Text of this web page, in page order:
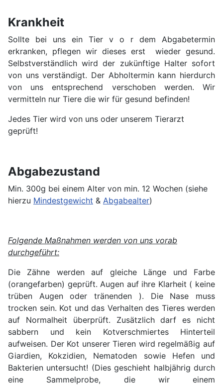
Krankheit
Sollte bei uns ein Tier v o r dem Abgabetermin
erkranken, pflegen wir dieses erst wieder gesund.
Selbstverständlich wird der zukünftige Halter sofort
von uns verständigt. Der Abholtermin kann hierdurch
von uns entsprechend verschoben werden. Wir
vermitteln nur Tiere die wir für gesund befinden!
Jedes Tier wird von uns oder unserem Tierarzt
geprüft!
Abgabezustand
Min. 300g bei einem Alter von min. 12 Wochen (siehe
hierzu Mindestgewicht & Abgabealter)
Folgende Maßnahmen werden von uns vorab
durchgeführt:
Die Zähne werden auf gleiche Länge und Farbe
(orangefarben) geprüft. Augen auf ihre Klarheit ( keine
trüben Augen oder tränenden ). Die Nase muss
trocken sein. Kot und das Verhalten des Tieres werden
auf Normalheit überprüft. Zusätzlich darf es nicht
sabbern und kein Kotverschmiertes Hinterteil
aufweisen. Der Kot unserer Tieren wird regelmäßig auf
Giardien, Kokzidien, Nematoden sowie Hefen und
Bakterien untersucht! (Dies geschieht halbjährig durch
eine Sammelprobe, die wir einem